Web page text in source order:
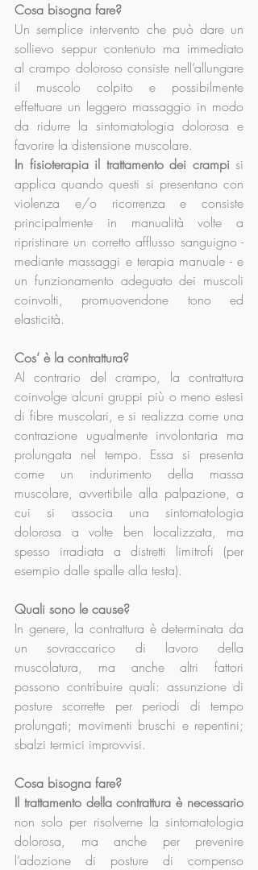
Cosa bisogna fare?
Un semplice intervento che può dare un
sollievo seppur contenuto ma immediato
al crampo doloroso consiste nell’allungare
il muscolo colpito e possibilmente
effettuare un leggero massaggio in modo
da ridurre la sintomatologia dolorosa e
favorire la distensione muscolare.
In fisioterapia il trattamento dei crampi si
applica quando questi si presentano con
violenza e/o ricorrenza e consiste
principalmente in manualità volte a
ripristinare un corretto afflusso sanguigno -
mediante massaggi e terapia manuale - e
un funzionamento adeguato dei muscoli
coinvolti, promuovendone tono ed
elasticità.
Cos’ è la contrattura?
Al contrario del crampo, la contrattura
coinvolge alcuni gruppi più o meno estesi
di fibre muscolari, e si realizza come una
contrazione ugualmente involontaria ma
prolungata nel tempo. Essa si presenta
come un indurimento della massa
muscolare, avvertibile alla palpazione, a
cui si associa una sintomatologia
dolorosa a volte ben localizzata, ma
spesso irradiata a distretti limitrofi (per
esempio dalle spalle alla testa).
Quali sono le cause?
In genere, la contrattura è determinata da
un sovraccarico di lavoro della
muscolatura, ma anche altri fattori
possono contribuire quali: assunzione di
posture scorrette per periodi di tempo
prolungati; movimenti bruschi e repentini;
sbalzi termici improvvisi.
Cosa bisogna fare?
Il trattamento della contrattura è necessario
non solo per risolverne la sintomatologia
dolorosa, ma anche per prevenire
l’adozione di posture di compenso